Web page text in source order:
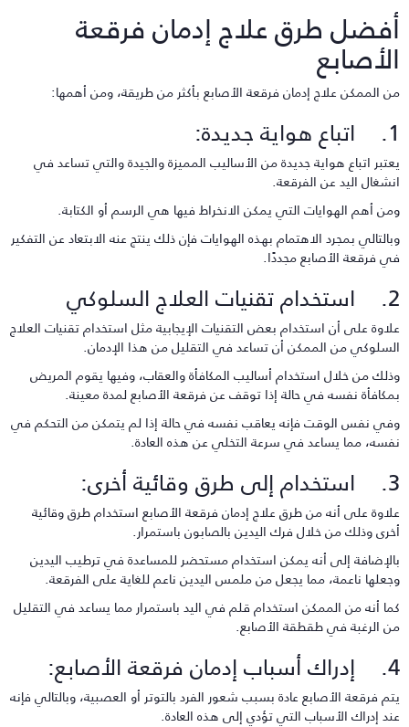
طرق علاج إدمان فرقعة
الممكن علاج إدمان فرقعة الأصابع بأكثر من طريقة، ومن أهمها:
اتباع هواية جديدة من الأساليب المميزة والجيدة والتي تساعد في
اليد عن الفرقعة.
أهم الهوايات التي يمكن الانخراط فيها هي الرسم أو الكتابة.
بمجرد الاهتمام بهذه الهوايات فإن ذلك ينتج عنه الابتعاد عن التفكير
فرقعة الأصابع مجددًا.
على أن استخدام بعض التقنيات الإيجابية مثل استخدام تقنيات العلاج
من الممكن أن تساعد في التقليل من هذا الإدمان.
من خلال استخدام أساليب المكافأة والعقاب، وفيها يقوم المريض
نفسه في حالة إذا توقف عن فرقعة الأصابع لمدة معينة.
نفس الوقت فإنه يعاقب نفسه في حالة إذا لم يتمكن من التحكم في
مما يساعد في سرعة التخلي عن هذه العادة.
على أنه من طرق علاج إدمان فرقعة الأصابع استخدام طرق وقائية
وذلك من خلال فرك اليدين بالصابون باستمرار.
إلى أنه يمكن استخدام مستحضر للمساعدة في ترطيب اليدين
ناعمة، مما يجعل من ملمس اليدين ناعم للغاية على الفرقعة.
أنه من الممكن استخدام قلم في اليد باستمرار مما يساعد في التقليل
الرغبة في طقطقة الأصابع.
فرقعة الأصابع عادة بسبب شعور الفرد بالتوتر أو العصبية، وبالتالي فإنه
إدراك الأسباب التي تؤدي إلى هذه العادة.